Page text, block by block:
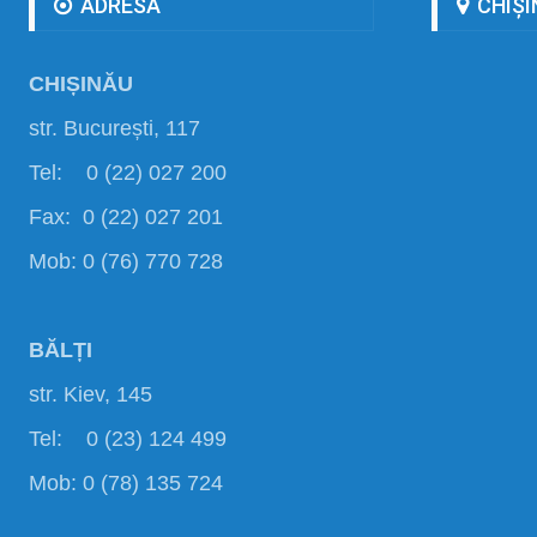
CHIȘINĂU
str. București, 117
Tel: 0 (22) 027 200
Fax: 0 (22) 027 201
Mob: 0 (76) 770 728
BĂLȚI
str. Kiev, 145
Tel: 0 (23) 124 499
Mob: 0 (78) 135 724